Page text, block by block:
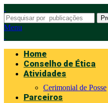
Menu
Home
Conselho de Ética
Atividades
Cerimonial de Posse
Parceiros